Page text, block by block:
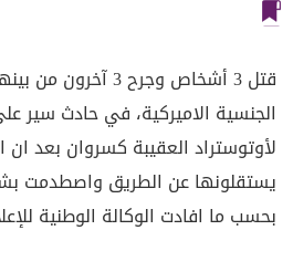
قتل 3 أشخاص وجرح 3
الجنسية الاميركية، في حادث سير
لأوتوستراد العقيبة كسروان بعد ان
يستقلونها عن الطريق واصطدمت
بحسب ما افادت الوكالة الوطنية